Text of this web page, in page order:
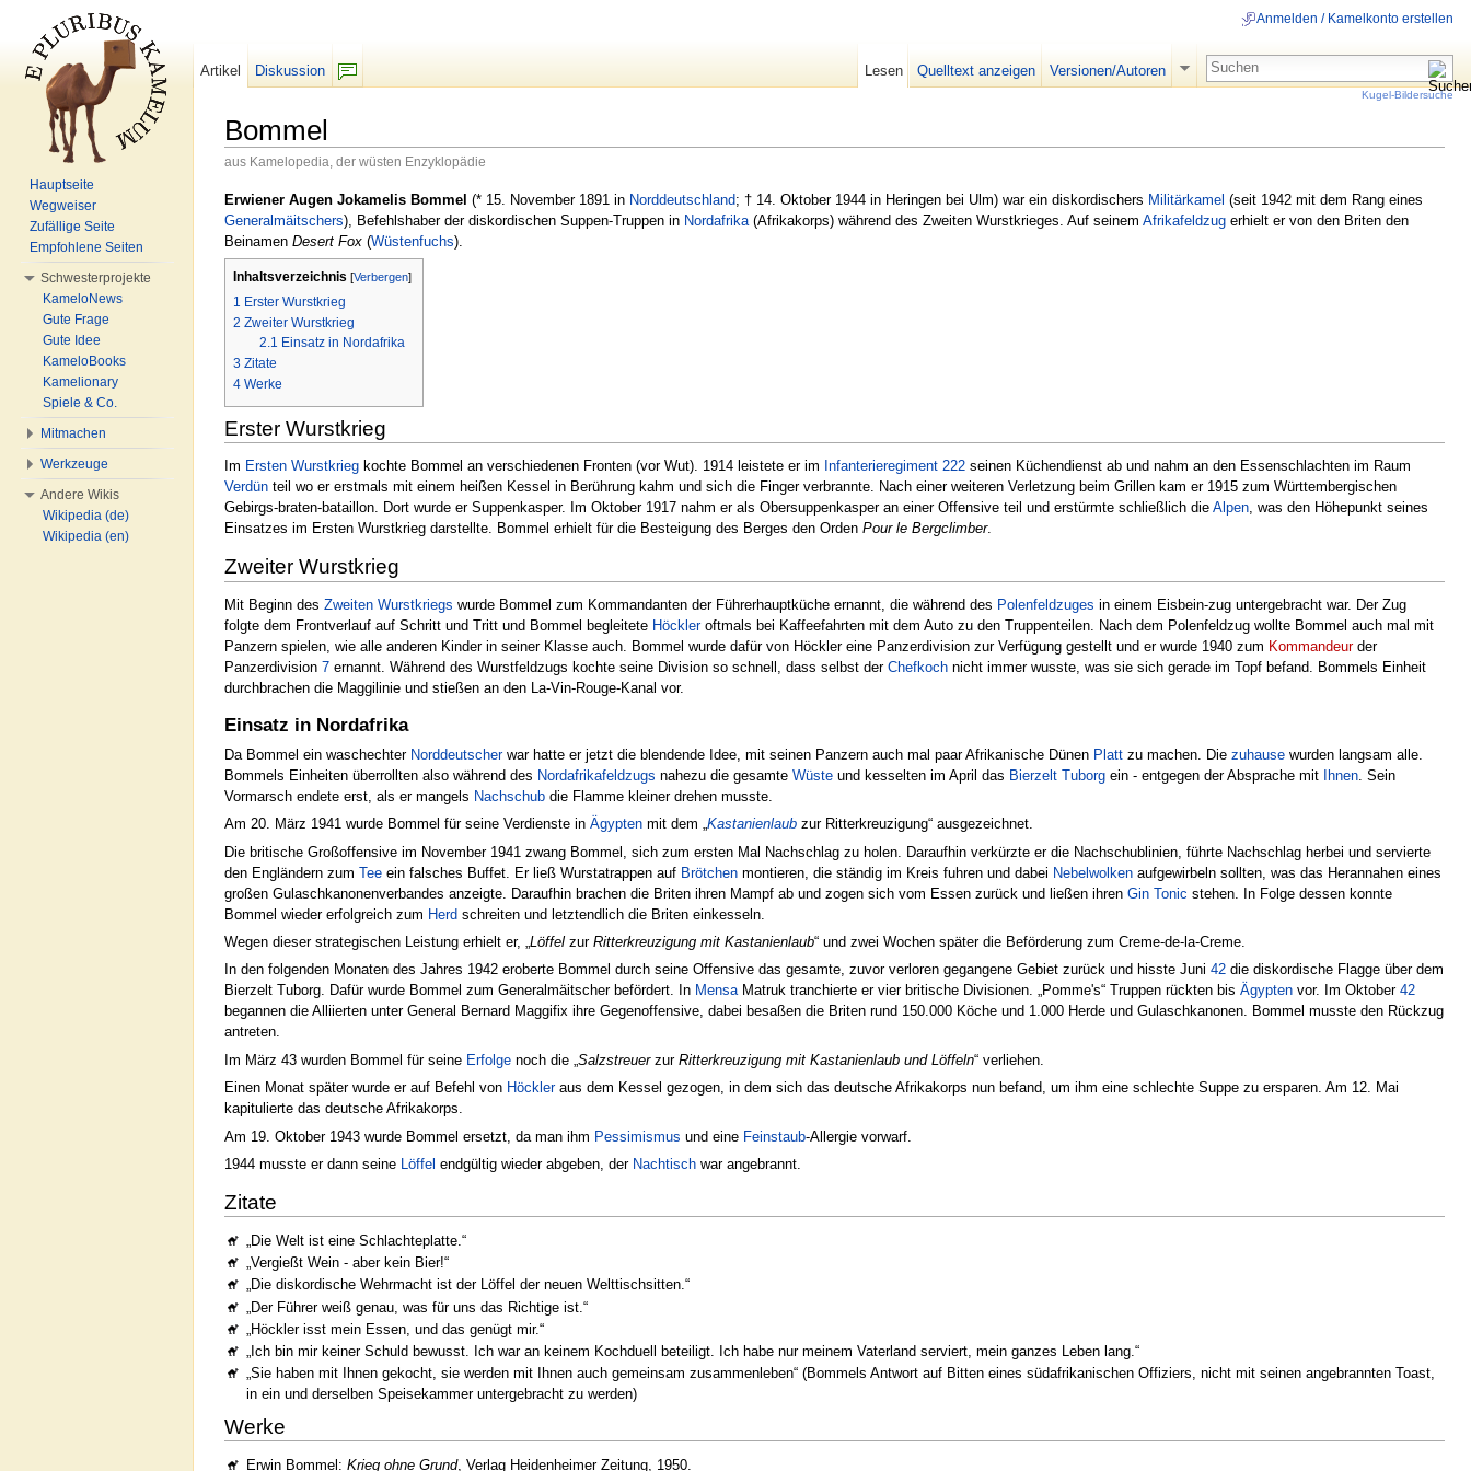
Bommel
aus Kamelopedia, der wüsten Enzyklopädie
Erwiener Augen Jokamelis Bommel (* 15. November 1891 in Norddeutschland; † 14. Oktober 1944 in Heringen bei Ulm) war ein diskordischers Militärkamel (seit 1942 mit dem Rang eines
Generalmäitschers), Befehlshaber der diskordischen Suppen-Truppen in Nordafrika (Afrikakorps) während des Zweiten Wurstkrieges. Auf seinem Afrikafeldzug erhielt er von den Briten den
Beinamen Desert Fox (Wüstenfuchs).
Inhaltsverzeichnis [Verbergen]
1 Erster Wurstkrieg
2 Zweiter Wurstkrieg
2.1 Einsatz in Nordafrika
3 Zitate
4 Werke
Erster Wurstkrieg
Im Ersten Wurstkrieg kochte Bommel an verschiedenen Fronten (vor Wut). 1914 leistete er im Infanterieregiment 222 seinen Küchendienst ab und nahm an den Essenschlachten im Raum
Verdün teil wo er erstmals mit einem heißen Kessel in Berührung kahm und sich die Finger verbrannte. Nach einer weiteren Verletzung beim Grillen kam er 1915 zum Württembergischen
Gebirgs-braten-bataillon. Dort wurde er Suppenkasper. Im Oktober 1917 nahm er als Obersuppenkasper an einer Offensive teil und erstürmte schließlich die Alpen, was den Höhepunkt seines
Einsatzes im Ersten Wurstkrieg darstellte. Bommel erhielt für die Besteigung des Berges den Orden Pour le Bergclimber.
Zweiter Wurstkrieg
Mit Beginn des Zweiten Wurstkriegs wurde Bommel zum Kommandanten der Führerhauptküche ernannt, die während des Polenfeldzuges in einem Eisbein-zug untergebracht war. Der Zug
folgte dem Frontverlauf auf Schritt und Tritt und Bommel begleitete Höckleroftmals bei Kaffeefahrten mit dem Auto zu den Truppenteilen. Nach dem Polenfeldzug wollte Bommel auch mal mit
Panzern spielen, wie alle anderen Kinder in seiner Klasse auch. Bommel wurde dafür von Höckler eine Panzerdivision zur Verfügung gestellt und er wurde 1940 zum Kommandeurder
Panzerdivision 7 ernannt. Während des Wurstfeldzugs kochte seine Division so schnell, dass selbst der Chefkoch nicht immer wusste, was sie sich gerade im Topf befand. Bommels Einheit
durchbrachen die Maggilinie und stießen an den La-Vin-Rouge-Kanal vor.
Einsatz in Nordafrika
Da Bommel ein waschechter Norddeutscherwar hatte er jetzt die blendende Idee, mit seinen Panzern auch mal paar Afrikanische Dünen Platt zu machen. Die zuhause wurden langsam alle.
Bommels Einheiten überrollten also während des Nordafrikafeldzugs nahezu die gesamte Wüste und kesselten im April das Bierzelt Tuborg ein - entgegen der Absprache mit Ihnen . Sein
Vormarsch endete erst, als er mangels Nachschub die Flamme kleiner drehen musste.
Am 20. März 1941 wurde Bommel für seine Verdienste in Ägypten mit dem „Kastanienlaub zur Ritterkreuzigung“ ausgezeichnet.
Die britische Großoffensive im November 1941 zwang Bommel, sich zum ersten Mal Nachschlag zu holen. Daraufhin verkürzte er die Nachschublinien, führte Nachschlag herbei und servierte
den Engländern zum Tee ein falsches Buffet. Er ließ Wurstatrappen auf Brötchen montieren, die ständig im Kreis fuhren und dabei Nebelwolken aufgewirbeln sollten, was das Herannahen eines
großen Gulaschkanonenverbandes anzeigte. Daraufhin brachen die Briten ihren Mampf ab und zogen sich vom Essen zurück und ließen ihren Gin Tonic stehen. In Folge dessen konnte
Bommel wieder erfolgreich zum Herd schreiten und letztendlich die Briten einkesseln.
Wegen dieser strategischen Leistung erhielt er, „Löffel zur Ritterkreuzigung mit Kastanienlaub“ und zwei Wochen später die Beförderung zum Creme-de-la-Creme.
In den folgenden Monaten des Jahres 1942 eroberte Bommel durch seine Offensive das gesamte, zuvor verloren gegangene Gebiet zurück und hisste Juni 42 die diskordische Flagge über dem
Bierzelt Tuborg. Dafür wurde Bommel zum Generalmäitscher befördert. In MensaMatruk tranchierte er vier britische Divisionen. „Pomme's“ Truppen rückten bis Ägypten vor. Im Oktober 42
begannen die Alliierten unter General Bernard Maggifix ihre Gegenoffensive, dabei besaßen die Briten rund 150.000 Köche und 1.000 Herde und Gulaschkanonen. Bommel musste den Rückzug
antreten.
Im März 43 wurden Bommel für seine Erfolge noch die „ Salzstreuerzur Ritterkreuzigung mit Kastanienlaub und Löffeln“ verliehen.
Einen Monat später wurde er auf Befehl von Höckleraus dem Kessel gezogen, in dem sich das deutsche Afrikakorps nun befand, um ihm eine schlechte Suppe zu ersparen. Am 12. Mai
kapitulierte das deutsche Afrikakorps.
Am 19. Oktober 1943 wurde Bommel ersetzt, da man ihm Pessimismus und eine Feinstaub-Allergie vorwarf.
1944 musste er dann seine Löffel endgültig wieder abgeben, der Nachtisch war angebrannt.
Zitate
„Die Welt ist eine Schlachteplatte.“
„Vergießt Wein - aber kein Bier!“
„Die diskordische Wehrmacht ist der Löffel der neuen Welttischsitten.“
„Der Führer weiß genau, was für uns das Richtige ist.“
„Höckler isst mein Essen, und das genügt mir.“
„Ich bin mir keiner Schuld bewusst. Ich war an keinem Kochduell beteiligt. Ich habe nur meinem Vaterland serviert, mein ganzes Leben lang.“
„Sie haben mit Ihnen gekocht, sie werden mit Ihnen auch gemeinsam zusammenleben“ (Bommels Antwort auf Bitten eines südafrikanischen Offiziers, nicht mit seinen angebrannten Toast,
in ein und derselben Speisekammer untergebracht zu werden)
Werke
Erwin Bommel:Krieg ohne Grund, Verlag Heidenheimer Zeitung, 1950.
Anmelden / Kamelkonto erstellen
Artikel
Diskussion
Lesen Quelltext anzeigen Versionen/Autoren
Kugel-Bildersuche
Hauptseite
Wegweiser
Zufällige Seite
Empfohlene Seiten
Schwesterprojekte
KameloNews
Gute Frage
Gute Idee
KameloBooks
Kamelionary
Spiele & Co.
Mitmachen
Werkzeuge
Andere Wikis
Wikipedia (de)
Wikipedia (en)